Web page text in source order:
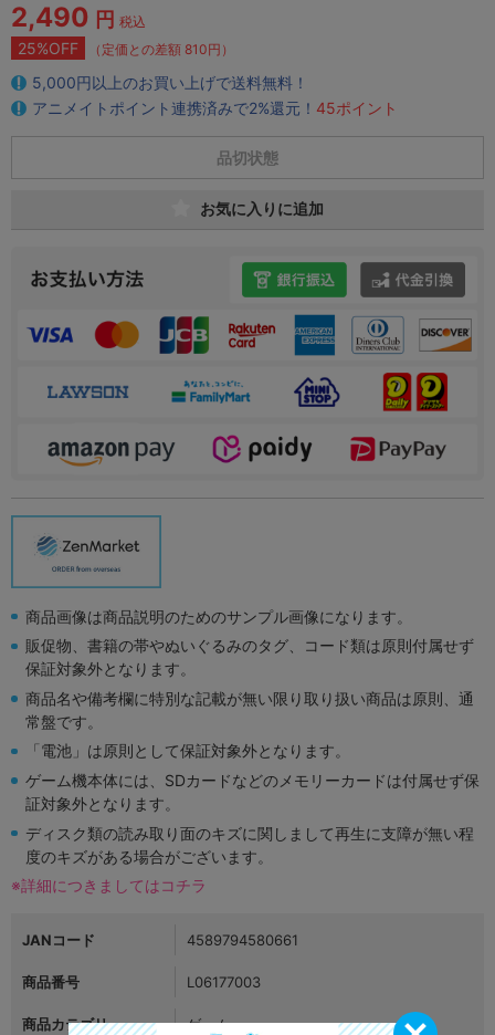
2,490 円 税込
25%OFF （定価との差額 810円）
5,000円以上のお買い上げで送料無料！
アニメイトポイント連携済みで2%還元！ 45ポイント
品切状態
お気に入りに追加
商品画像は商品説明のためのサンプル画像になります。
販促物、書籍の帯やぬいぐるみのタグ、コード類は原則付属せず
保証対象外となります。
商品名や備考欄に特別な記載が無い限り取り扱い商品は原則、通
常盤です。
「電池」は原則として保証対象外となります。
ゲーム機本体には、SDカードなどのメモリーカードは付属せず保
証対象外となります。
ディスク類の読み取り面のキズに関しまして再生に支障が無い程
度のキズがある場合がございます。
※詳細につきましてはコチラ
JANコード 4589794580661
商品番号 L06177003
商品カテゴリ ゲーム